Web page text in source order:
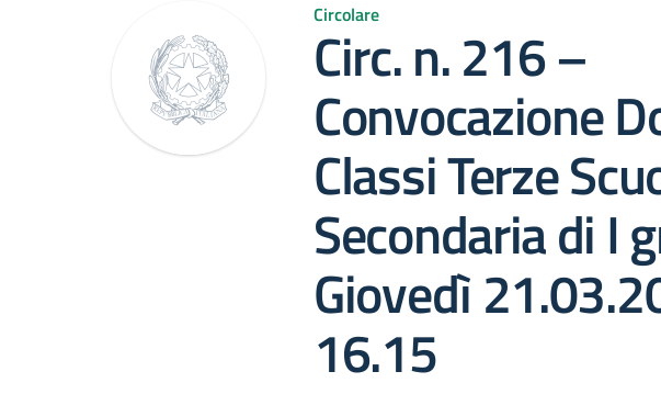
Circolare
Circ. n. 216 –
Convocazione
Classi Terze
Secondaria di I
Giovedì
16.15